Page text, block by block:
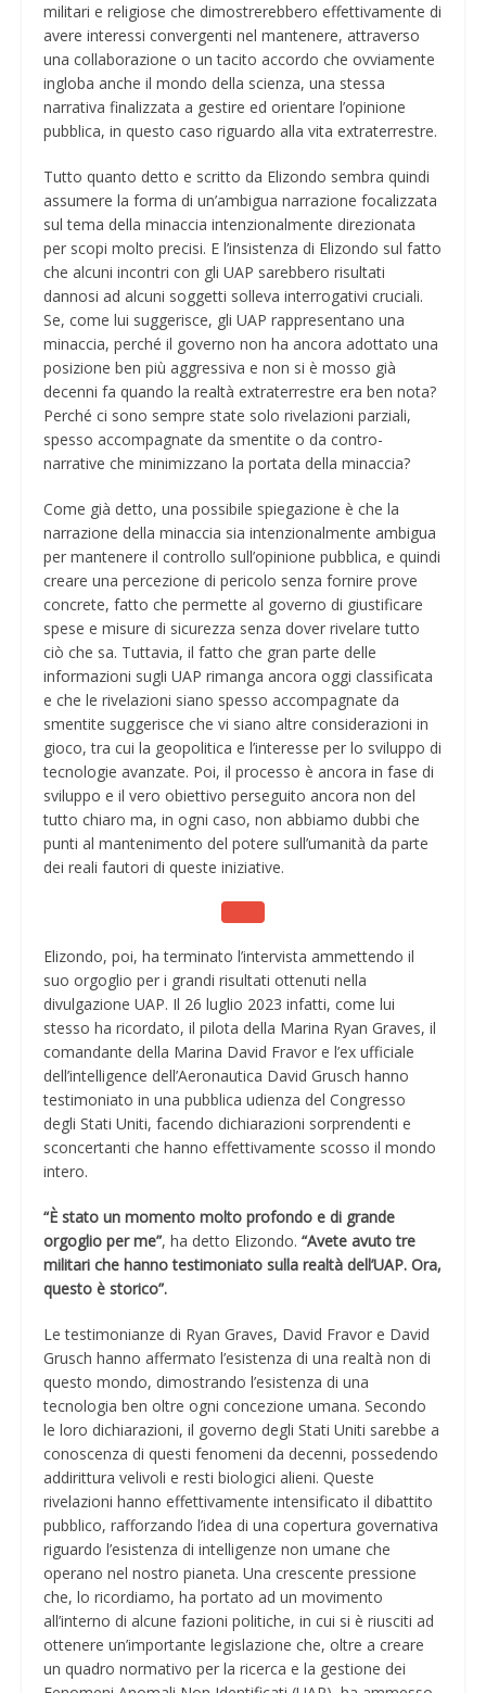
militari e religiose che dimostrerebbero effettivamente di
avere interessi convergenti nel mantenere, attraverso
una collaborazione o un tacito accordo che ovviamente
ingloba anche il mondo della scienza, una stessa
narrativa finalizzata a gestire ed orientare l’opinione
pubblica, in questo caso riguardo alla vita extraterrestre.
Tutto quanto detto e scritto da Elizondo sembra quindi
assumere la forma di un’ambigua narrazione focalizzata
sul tema della minaccia intenzionalmente direzionata
per scopi molto precisi. E l’insistenza di Elizondo sul fatto
che alcuni incontri con gli UAP sarebbero risultati
dannosi ad alcuni soggetti solleva interrogativi cruciali.
Se, come lui suggerisce, gli UAP rappresentano una
minaccia, perché il governo non ha ancora adottato una
posizione ben più aggressiva e non si è mosso già
decenni fa quando la realtà extraterrestre era ben nota?
Perché ci sono sempre state solo rivelazioni parziali,
spesso accompagnate da smentite o da contro-
narrative che minimizzano la portata della minaccia?
Come già detto, una possibile spiegazione è che la
narrazione della minaccia sia intenzionalmente ambigua
per mantenere il controllo sull’opinione pubblica, e quindi
creare una percezione di pericolo senza fornire prove
concrete, fatto che permette al governo di giustificare
spese e misure di sicurezza senza dover rivelare tutto
ciò che sa. Tuttavia, il fatto che gran parte delle
informazioni sugli UAP rimanga ancora oggi classificata
e che le rivelazioni siano spesso accompagnate da
smentite suggerisce che vi siano altre considerazioni in
gioco, tra cui la geopolitica e l’interesse per lo sviluppo di
tecnologie avanzate. Poi, il processo è ancora in fase di
sviluppo e il vero obiettivo perseguito ancora non del
tutto chiaro ma, in ogni caso, non abbiamo dubbi che
punti al mantenimento del potere sull’umanità da parte
dei reali fautori di queste iniziative.
Elizondo, poi, ha terminato l’intervista ammettendo il
suo orgoglio per i grandi risultati ottenuti nella
divulgazione UAP. Il 26 luglio 2023 infatti, come lui
stesso ha ricordato, il pilota della Marina Ryan Graves, il
comandante della Marina David Fravor e l’ex ufficiale
dell’intelligence dell’Aeronautica David Grusch hanno
testimoniato in una pubblica udienza del Congresso
degli Stati Uniti, facendo dichiarazioni sorprendenti e
sconcertanti che hanno effettivamente scosso il mondo
intero.
“È stato un momento molto profondo e di grande
orgoglio per me”, ha detto Elizondo.“Avete avuto tre
militari che hanno testimoniato sulla realtà dell’UAP. Ora,
questo è storico”.
Le testimonianze di Ryan Graves, David Fravor e David
Grusch hanno affermato l’esistenza di una realtà non di
questo mondo, dimostrando l’esistenza di una
tecnologia ben oltre ogni concezione umana. Secondo
le loro dichiarazioni, il governo degli Stati Uniti sarebbe a
conoscenza di questi fenomeni da decenni, possedendo
addirittura velivoli e resti biologici alieni. Queste
rivelazioni hanno effettivamente intensificato il dibattito
pubblico, rafforzando l’idea di una copertura governativa
riguardo l’esistenza di intelligenze non umane che
operano nel nostro pianeta. Una crescente pressione
che, lo ricordiamo, ha portato ad un movimento
all’interno di alcune fazioni politiche, in cui si è riusciti ad
ottenere un’importante legislazione che, oltre a creare
un quadro normativo per la ricerca e la gestione dei